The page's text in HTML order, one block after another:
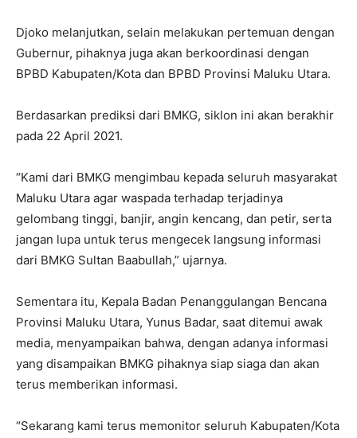
Djoko melanjutkan, selain melakukan pertemuan dengan
Gubernur, pihaknya juga akan berkoordinasi dengan
BPBD Kabupaten/Kota dan BPBD Provinsi Maluku Utara.
Berdasarkan prediksi dari BMKG, siklon ini akan berakhir
pada 22 April 2021.
“Kami dari BMKG mengimbau kepada seluruh masyarakat
Maluku Utara agar waspada terhadap terjadinya
gelombang tinggi, banjir, angin kencang, dan petir, serta
jangan lupa untuk terus mengecek langsung informasi
dari BMKG Sultan Baabullah,” ujarnya.
Sementara itu, Kepala Badan Penanggulangan Bencana
Provinsi Maluku Utara, Yunus Badar, saat ditemui awak
media, menyampaikan bahwa, dengan adanya informasi
yang disampaikan BMKG pihaknya siap siaga dan akan
terus memberikan informasi.
“Sekarang kami terus memonitor seluruh Kabupaten/Kota